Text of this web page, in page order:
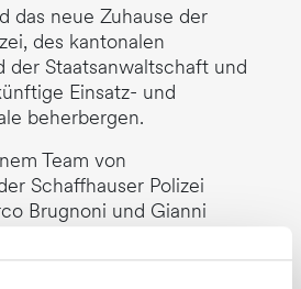
das neue Zuhause der
des kantonalen
der Staatsanwaltschaft und
Einsatz- und
beherbergen.
Team von
Schaffhauser Polizei
Brugnoni und Gianni
ICT-Grobkonzept die zweite